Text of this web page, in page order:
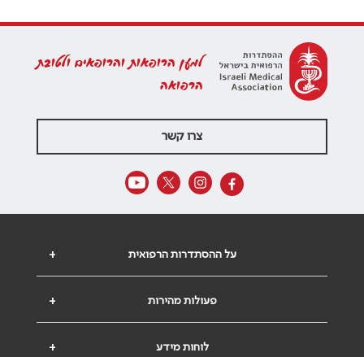
למען הרופאות והרופאים ולטובת
הרפואה
צרו קשר
+ על ההסתדרות הרפואית
+ פעולות מהירות
+ לוחות מידע